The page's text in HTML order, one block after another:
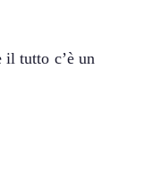
tutto c’è un